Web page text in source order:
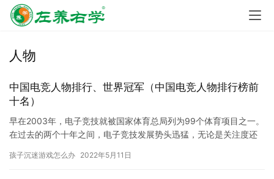
人物
中国电竞人物排行、世界冠军（中国电竞人物排行榜前
十名）
早在2003年，电子竞技就被国家体育总局列为99个体育项目之一。
在过去的两个十年之间，电子竞技发展势头迅猛，无论是关注度还
孩子沉迷游戏怎么办 2022年5月11日